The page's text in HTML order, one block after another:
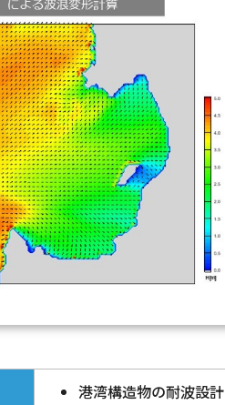
港湾構造物の耐波設計